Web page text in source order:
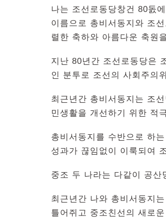
나는 조선로동당창건 80돐
이름으로 총비서동지와 조
렬한 축하와 아름다운 축원
지난 80년간 조선로동당은
인 분투로 조선의 사회주의
최근년간 총비서동지는 조
민생활을 개선하기 위한 적
총비서동지를 수반으로 하
성과가 끊임없이 이룩되여
중조 두 나라는 다같이 공산
최근년간 나와 총비서동지
틀어쥐고 중조친선의 새로